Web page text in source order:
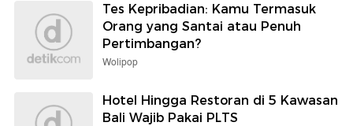
Tes Kepribadian: Kamu Termasuk
Orang yang Santai atau Penuh
Pertimbangan?
Wolipop
Hotel Hingga Restoran di 5 Kawasan
Bali Wajib Pakai PLTS